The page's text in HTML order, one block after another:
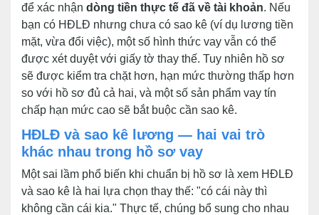
để xác nhận dòng tiền thực tế đã về tài khoản. Nếu
bạn có HĐLĐ nhưng chưa có sao kê (ví dụ lương tiền
mặt, vừa đổi việc), một số hình thức vay vẫn có thể
được xét duyệt với giấy tờ thay thế. Tuy nhiên hồ sơ
sẽ được kiểm tra chặt hơn, hạn mức thường thấp hơn
so với hồ sơ đủ cả hai, và một số sản phẩm vay tín
chấp hạn mức cao sẽ bắt buộc cần sao kê.
HĐLĐ và sao kê lương — hai vai trò
khác nhau trong hồ sơ vay
Một sai lầm phổ biến khi chuẩn bị hồ sơ là xem HĐLĐ
và sao kê là hai lựa chọn thay thế: "có cái này thì
không cần cái kia." Thực tế, chúng bổ sung cho nhau